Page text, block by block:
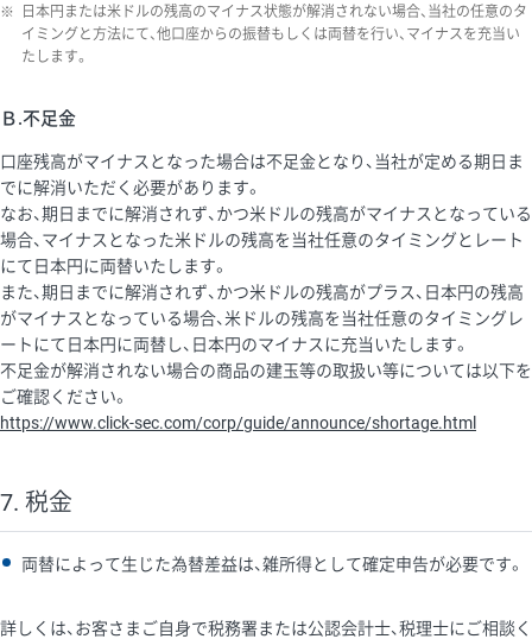
※
日本円または米ドルの残高のマイナス状態が解消されない場合、当社の任意のタ
イミングと方法にて、他口座からの振替もしくは両替を行い、マイナスを充当い
たします。
Ｂ.不足金
口座残高がマイナスとなった場合は不足金となり、当社が定める期日ま
でに解消いただく必要があります。
なお、期日までに解消されず、かつ米ドルの残高がマイナスとなっている
場合、マイナスとなった米ドルの残高を当社任意のタイミングとレート
にて日本円に両替いたします。
また、期日までに解消されず、かつ米ドルの残高がプラス、日本円の残高
がマイナスとなっている場合、米ドルの残高を当社任意のタイミングレ
ートにて日本円に両替し、日本円のマイナスに充当いたします。
不足金が解消されない場合の商品の建玉等の取扱い等については以下を
ご確認ください。
https://www.click-sec.com/corp/guide/announce/shortage.html
7. 税金
両替によって生じた為替差益は、雑所得として確定申告が必要です。
詳しくは、お客さまご自身で税務署または公認会計士、税理士にご相談く